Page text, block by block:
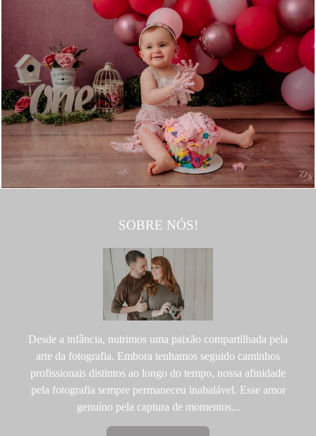
584 0
SOBRE NÓS!
Desde a infância, nutrimos uma paixão compartilhada pela
arte da fotografia. Embora tenhamos seguido caminhos
profissionais distintos ao longo do tempo, nossa afinidade
pela fotografia sempre permaneceu inabalável. Esse amor
genuíno pela captura de momentos...